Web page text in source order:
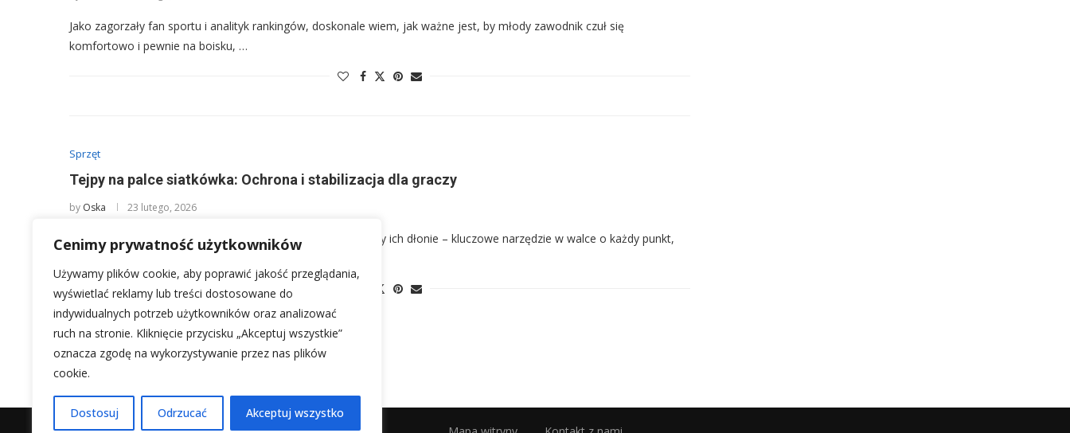
Cenimy prywatność użytkowników
Używamy plików cookie, aby poprawić jakość przeglądania,
wyświetlać reklamy lub treści dostosowane do
indywidualnych potrzeb użytkowników oraz analizować
ruch na stronie. Kliknięcie przycisku „Akceptuj wszystkie”
oznacza zgodę na wykorzystywanie przez nas plików
cookie.
Dostosuj Odrzucać Akceptuj wszystko
Jako zagorzały fan sportu i analityk rankingów, doskonale wiem, jak ważne jest, by młody zawodnik czuł się
komfortowo i pewnie na boisku, …
Sprzęt
Tejpy na palce siatkówka: Ochrona i stabilizacja dla graczy
by Oska 23 lutego, 2026
Śledząc zmagania siatkarzy na parkiecie, często dostrzegamy ich dłonie – kluczowe narzędzie w walce o każdy punkt,
ale też narażone na kontuzje, …
1 2